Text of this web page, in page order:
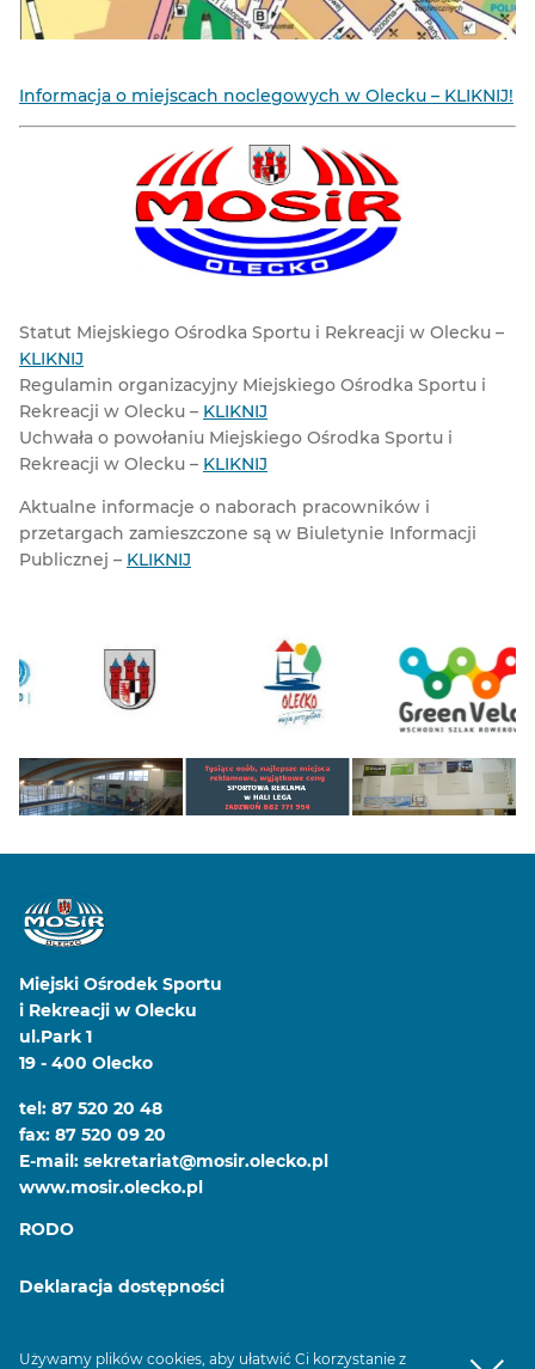
Używamy plików cookies, aby ułatwić Ci korzystanie z
Informacja o miejscach noclegowych w Olecku – KLIKNIJ!
Statut Miejskiego Ośrodka Sportu i Rekreacji w Olecku –
KLIKNIJ
Regulamin organizacyjny Miejskiego Ośrodka Sportu i
Rekreacji w Olecku – KLIKNIJ
Uchwała o powołaniu Miejskiego Ośrodka Sportu i
Rekreacji w Olecku – KLIKNIJ
Aktualne informacje o naborach pracowników i
przetargach zamieszczone są w Biuletynie Informacji
Publicznej – KLIKNIJ
Miejski Ośrodek Sportu
i Rekreacji w Olecku
ul.Park 1
19 - 400 Olecko
tel: 87 520 20 48
fax: 87 520 09 20
E-mail: sekretariat@mosir.olecko.pl
www.mosir.olecko.pl
RODO
Deklaracja dostępności